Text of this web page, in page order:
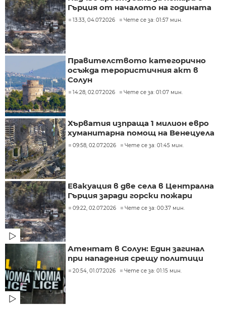
Гърция от началото на годината
13:33, 04.07.2026 Чете се за: 01:57 мин.
Правителството категорично
осъжда терористичния акт в
Солун
14:28, 02.07.2026 Чете се за: 01:07 мин.
Хърватия изпраща 1 милион евро
хуманитарна помощ на Венецуела
09:58, 02.07.2026 Чете се за: 01:45 мин.
Евакуация в две села в Централна
Гърция заради горски пожари
09:22, 02.07.2026 Чете се за: 00:37 мин.
Атентат в Солун: Един загинал
при нападения срещу политици
20:54, 01.07.2026 Чете се за: 01:15 мин.